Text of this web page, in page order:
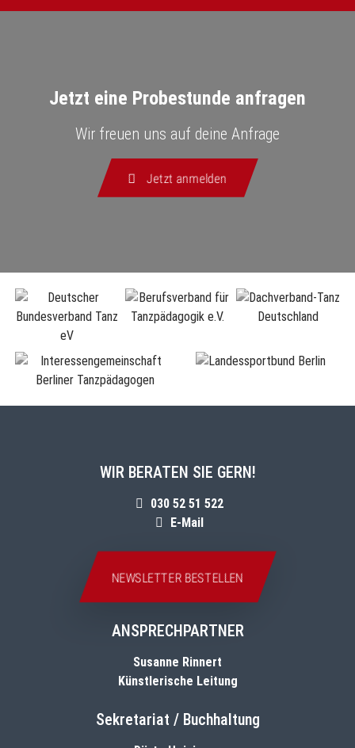
Jetzt eine Probestunde anfragen
Wir freuen uns auf deine Anfrage
Jetzt anmelden
WIR BERATEN SIE GERN!
030 52 51 522
E-Mail
NEWSLETTER BESTELLEN
ANSPRECHPARTNER
Susanne Rinnert
Künstlerische Leitung
Sekretariat / Buchhaltung